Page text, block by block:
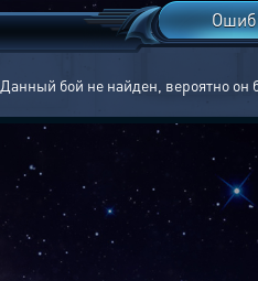
Данный бой не найден, вероятно он